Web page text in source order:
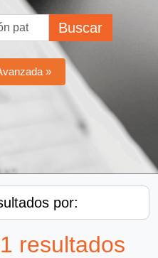
Buscar
»
por:
resultados